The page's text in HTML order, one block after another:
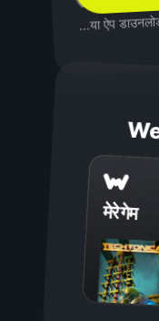
...या ऐप
मेरे गेम